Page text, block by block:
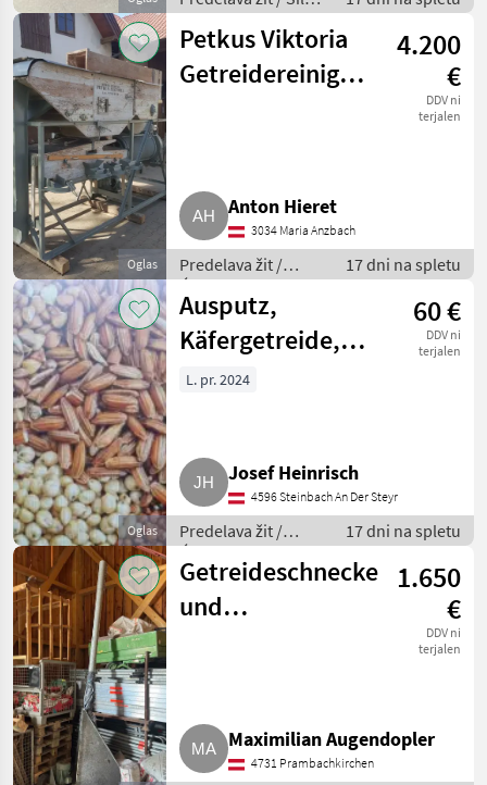
za žita
Oglas
Petkus Viktoria
Getreidereinigung
4.200
€
DDV ni
terjalen
Anton Hieret
3034 Maria Anzbach
Predelava žit /
Ćistilec žit
17 dni na spletu
Oglas
Ausputz,
Käfergetreide,
nicht mehr zur
60 €
DDV ni
terjalen
L. pr. 2024
Josef Heinrisch
4596 Steinbach An Der Steyr
Predelava žit /
Ćistilec žit
17 dni na spletu
Getreideschnecke
und
1.650
€
DDV ni
terjalen
Maximilian Augendopler
4731 Prambachkirchen